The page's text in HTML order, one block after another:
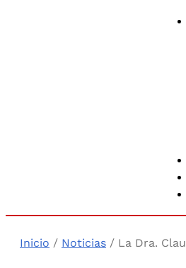
Inicio / Noticias / La Dra.